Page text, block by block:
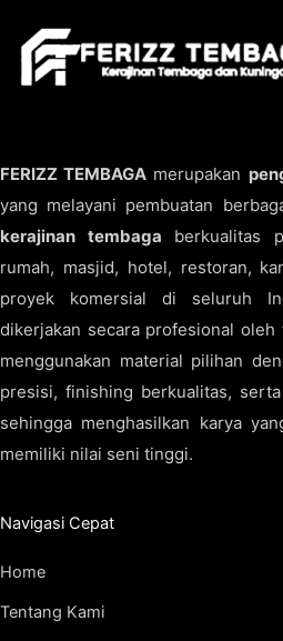
FERIZZ TEMBAGA merupakan
yang melayani pembuatan
kerajinan tembaga berkualitas
rumah, masjid, hotel, restoran,
proyek komersial di seluruh
dikerjakan secara profesional oleh
menggunakan material pilihan
presisi, finishing berkualitas,
sehingga menghasilkan karya
memiliki nilai seni tinggi.
Navigasi Cepat
Home
Tentang Kami